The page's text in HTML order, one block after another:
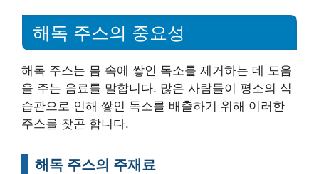
해독 주스의 중요성
해독 주스는 몸 속에 쌓인 독소를 제거하는 데 도움
을 주는 음료를 말합니다. 많은 사람들이 평소의 식
습관으로 인해 쌓인 독소를 배출하기 위해 이러한
주스를 찾곤 합니다.
해독 주스의 주재료